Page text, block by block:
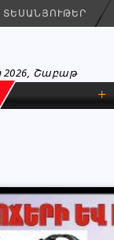
ՏԵՍԱՆՅՈՒԹԵՐ
2026, Շաբաթ
+